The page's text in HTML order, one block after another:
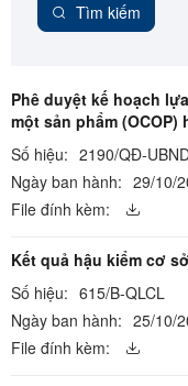
Tìm kiếm
Phê duyệt kế hoạch
một sản phẩm (OCOP)
Số hiệu: 2190/QĐ-
Ngày ban hành: 29/10/
File đính kèm:
Kết quả hậu kiểm cơ
Số hiệu: 615/B-QLCL
Ngày ban hành: 25/10/
File đính kèm: